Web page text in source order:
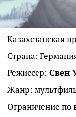
Казахстанская
Страна:
Режиссер: Свен
Жанр:
Ограничение по